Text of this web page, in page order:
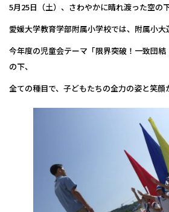
5月25日（土）、さわやかに晴れ渡った空の下
愛媛大学教育学部附属小学校では、附属小大
今年度の児童会テーマ「限界突破！一致団
の下、
全ての種目で、子どもたちの全力の姿と笑顔